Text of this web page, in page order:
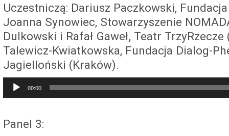
Uczestniczą: Dariusz Paczkowski,
Joanna Synowiec, Stowarzyszenie
Dulkowski i Rafał Gaweł, Teatr
Talewicz-Kwiatkowska, Fundacja Dialog-
Jagielloński (Kraków).
Audio
Player
00:00
Panel 3: